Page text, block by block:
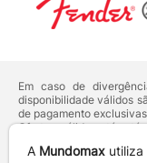
Em caso de
disponibilidade válidos
de pagamento
Ofertas válidas até o
deVenda Corporativa.
A Mundomax utiliza